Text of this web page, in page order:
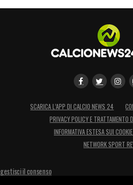
SCARICA L’APP DI CALCIO NEWS 24
PRIVACY POLICY E TRATTAMENTO
INFORMATIVA ESTESA SUI
NETWORK SPORT
gestisci il consenso